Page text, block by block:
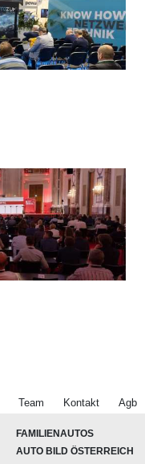
Team Kontakt Agb
FAMILIENAUTOS
AUTO BILD ÖSTERREICH